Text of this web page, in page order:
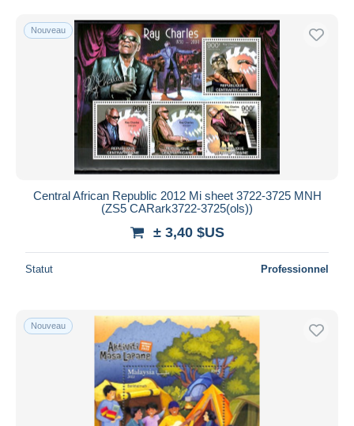
Nouveau
Central African Republic 2012 Mi sheet 3722-3725 MNH
(ZS5 CARark3722-3725(ols))
± 3,40 $US
Statut Professionnel
Nouveau